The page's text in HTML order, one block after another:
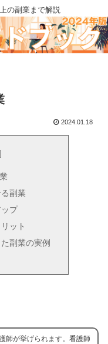
の副業まで解説
2024.01.18
副業
プ
ット
副業の実例
師が挙げられます。看護師